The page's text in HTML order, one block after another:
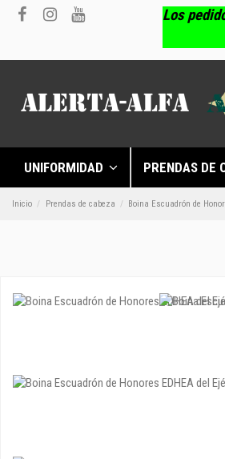
Los
UNIFORMIDAD PRENDAS DE
Inicio Prendas de cabeza Boina Escuadrón de